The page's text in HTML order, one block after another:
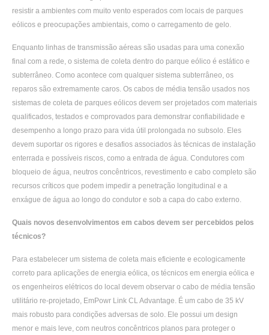
resistir a ambientes com muito vento esperados com locais de parques
eólicos e preocupações ambientais, como o carregamento de gelo.
Enquanto linhas de transmissão aéreas são usadas para uma conexão
final com a rede, o sistema de coleta dentro do parque eólico é estático e
subterrâneo. Como acontece com qualquer sistema subterrâneo, os
reparos são extremamente caros. Os cabos de média tensão usados ​​nos
sistemas de coleta de parques eólicos devem ser projetados com materiais
qualificados, testados e comprovados para demonstrar confiabilidade e
desempenho a longo prazo para vida útil prolongada no subsolo. Eles
devem suportar os rigores e desafios associados às técnicas de instalação
enterrada e possíveis riscos, como a entrada de água. Condutores com
bloqueio de água, neutros concêntricos, revestimento e cabo completo são
recursos críticos que podem impedir a penetração longitudinal e a
enxágue de água ao longo do condutor e sob a capa do cabo externo.
Quais novos desenvolvimentos em cabos devem ser percebidos pelos
técnicos?
Para estabelecer um sistema de coleta mais eficiente e ecologicamente
correto para aplicações de energia eólica, os técnicos em energia eólica e
os engenheiros elétricos do local devem observar o cabo de média tensão
utilitário re-projetado, EmPowr Link CL Advantage. É um cabo de 35 kV
mais robusto para condições adversas de solo. Ele possui um design
menor e mais leve, com neutros concêntricos planos para proteger o